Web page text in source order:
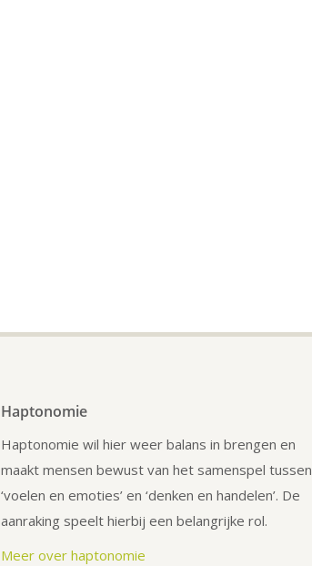
Haptonomie
Haptonomie wil hier weer balans in brengen en
maakt mensen bewust van het samenspel tussen
‘voelen en emoties’ en ‘denken en handelen’. De
aanraking speelt hierbij een belangrijke rol.
Meer over haptonomie